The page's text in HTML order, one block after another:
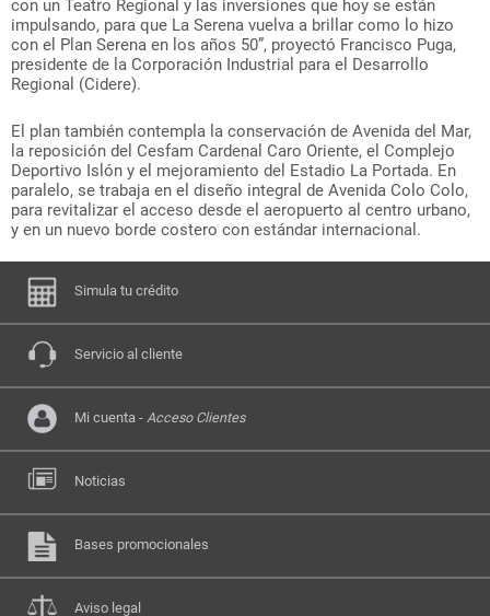
con un Teatro Regional y las inversiones que hoy se están
impulsando, para que La Serena vuelva a brillar como lo hizo
con el Plan Serena en los años 50”, proyectó Francisco Puga,
presidente de la Corporación Industrial para el Desarrollo
Regional (Cidere).
El plan también contempla la conservación de Avenida del Mar,
la reposición del Cesfam Cardenal Caro Oriente, el Complejo
Deportivo Islón y el mejoramiento del Estadio La Portada. En
paralelo, se trabaja en el diseño integral de Avenida Colo Colo,
para revitalizar el acceso desde el aeropuerto al centro urbano,
y en un nuevo borde costero con estándar internacional.
Simula tu crédito
Servicio al cliente
Mi cuenta - Acceso Clientes
Noticias
Bases promocionales
Aviso legal